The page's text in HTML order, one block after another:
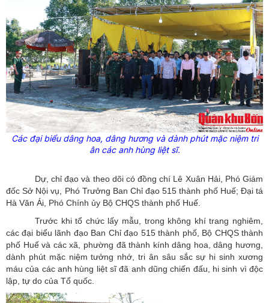
Các đại biểu dâng hoa, dâng hương và dành phút mặc niệm tri
ân các anh hùng liệt sĩ.
Dự, chỉ đạo và theo dõi có đồng chí Lê Xuân Hải, Phó Giám
đốc Sở Nội vụ, Phó Trưởng Ban Chỉ đạo 515 thành phố Huế; Đại tá
Hà Văn Ái, Phó Chính ủy Bộ CHQS thành phố Huế.
Trước khi tổ chức lấy mẫu, trong không khí trang nghiêm,
các đại biểu lãnh đạo Ban Chỉ đạo 515 thành phố, Bộ CHQS thành
phố Huế và các xã, phường đã thành kính dâng hoa, dâng hương,
dành phút mặc niệm tưởng nhớ, tri ân sâu sắc sự hi sinh xương
máu của các anh hùng liệt sĩ đã anh dũng chiến đấu, hi sinh vì độc
lập, tự do của Tổ quốc.